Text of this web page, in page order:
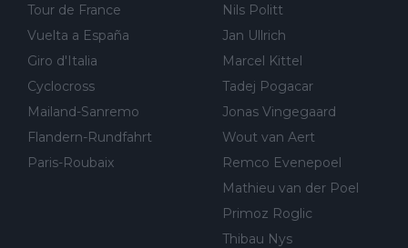
Tour de France
Vuelta a España
Giro d'Italia
Cyclocross
Mailand-Sanremo
Flandern-Rundfahrt
Paris-Roubaix
Nils Politt
Jan Ullrich
Marcel Kittel
Tadej Pogacar
Jonas Vingegaard
Wout van Aert
Remco Evenepoel
Mathieu van der Poel
Primoz Roglic
Thibau Nys